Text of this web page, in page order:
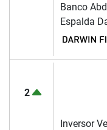
Banco
Espalda
2
Inversor